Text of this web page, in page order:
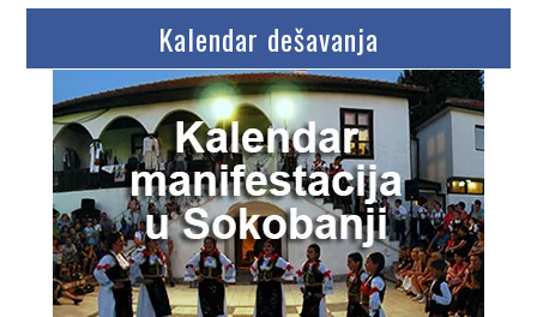
Kalendar dešavanja